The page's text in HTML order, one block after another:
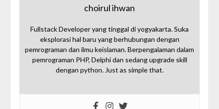
choirul ihwan
Fullstack Developer yang tinggal di yogyakarta. Suka
eksplorasi hal baru yang berhubungan dengan
pemrograman dan ilmu keislaman. Berpengalaman dalam
pemrograman PHP, Delphi dan sedang upgrade skill
dengan python. Just as simple that.